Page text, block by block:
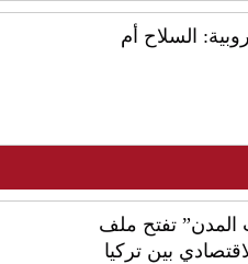
السلاح أم
المدن” تفتح ملف
بين تركيا